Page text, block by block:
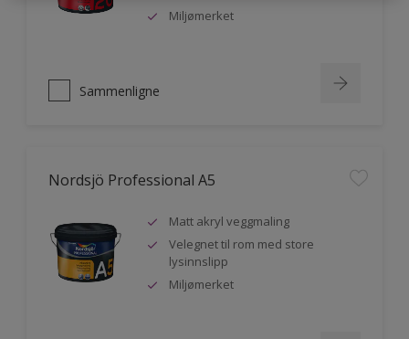
Miljømerket
Sammenligne
Nordsjö Professional A5
Matt akryl veggmaling
Velegnet til rom med store
lysinnslipp
Miljømerket